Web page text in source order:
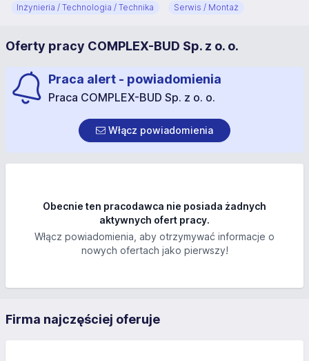
Inżynieria / Technologia / Technika
Serwis / Montaż
Oferty pracy COMPLEX-BUD Sp. z o. o.
Praca alert - powiadomienia
Praca COMPLEX-BUD Sp. z o. o.
Włącz powiadomienia
Obecnie ten pracodawca nie posiada żadnych
aktywnych ofert pracy.
Włącz powiadomienia, aby otrzymywać informacje o
nowych ofertach jako pierwszy!
Firma najczęściej oferuje